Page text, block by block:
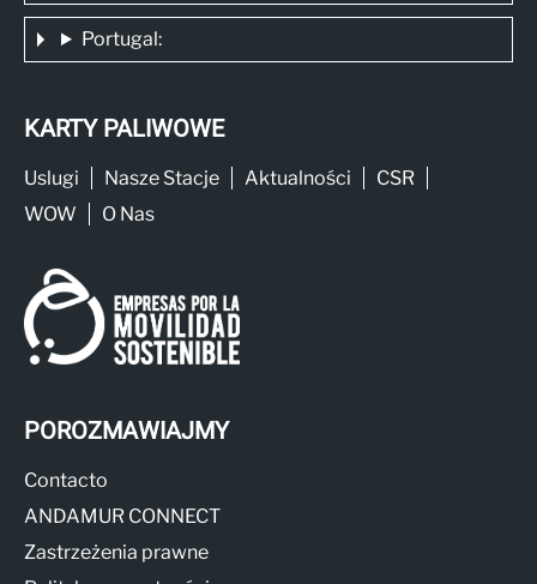
Portugal:
KARTY PALIWOWE
Uslugi Nasze Stacje Aktualności
CSR
WOW
O Nas
POROZMAWIAJMY
Contacto
ANDAMUR CONNECT
Zastrzeżenia prawne